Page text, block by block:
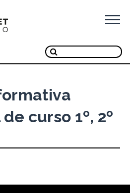
curso 1º, 2º